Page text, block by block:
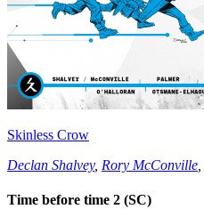
Skinless Crow
Declan Shalvey, Rory McConville
Time before time 2 (SC)